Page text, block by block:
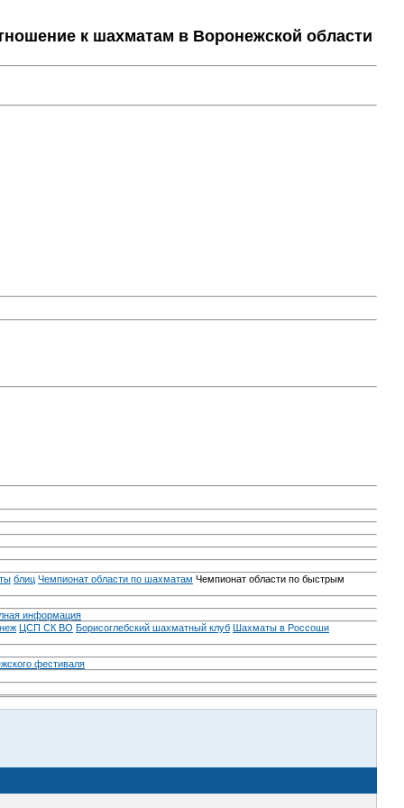
к шахматам в Воронежской области
блиц Чемпионат области по шахматам Чемпионат области по быстрым
информация
ЦСП СК ВО Борисоглебский шахматный клуб Шахматы в Россоши
фестиваля